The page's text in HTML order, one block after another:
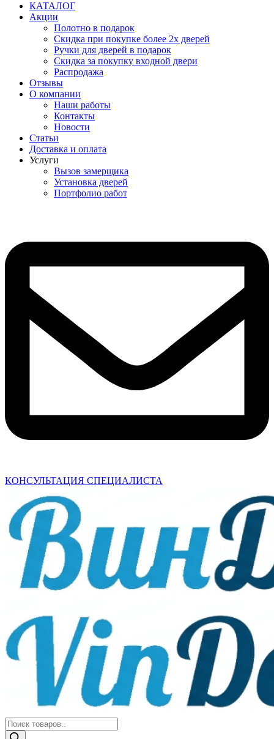
КАТАЛОГ
Акции
Полотно в подарок
Скидка при покупке более 2х дверей
Ручки для дверей в подарок
Скидка за покупку входной двери
Распродажа
Отзывы
О компании
Наши работы
Контакты
Новости
Статьи
Доставка и оплата
Услуги
Вызов замерщика
Установка дверей
Портфолио работ
КОНСУЛЬТАЦИЯ СПЕЦИАЛИСТА
Поиск
товаров